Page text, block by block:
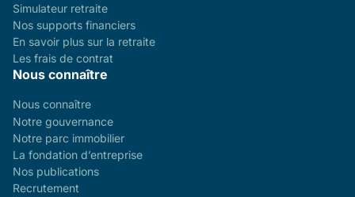
Simulateur retraite
Nos supports financiers
En savoir plus sur la retraite
Les frais de contrat
Nous connaître
Nous connaître
Notre gouvernance
Notre parc immobilier
La fondation d’entreprise
Nos publications
Recrutement